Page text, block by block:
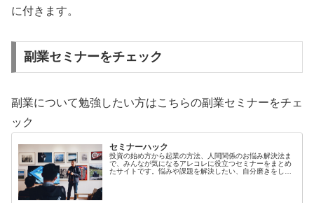
に付きます。
副業セミナーをチェック
副業について勉強したい方はこちらの副業セミナーをチェ
ック
セミナーハック
投資の始め方から起業の方法、人間関係のお悩み解決法ま
で、みんなが気になるアレコレに役立つセミナーをまとめ
たサイトです。悩みや課題を解決したい、自分磨きをした